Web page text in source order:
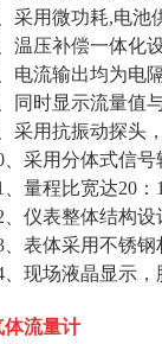
采用微功耗,电池
温压补偿一体化
电流输出均为电
同时显示流量值
采用抗振动探头
、采用分体式信
、量程比宽达20：
、仪表整体结构
、表体采用不锈
、现场液晶显示
体流量计